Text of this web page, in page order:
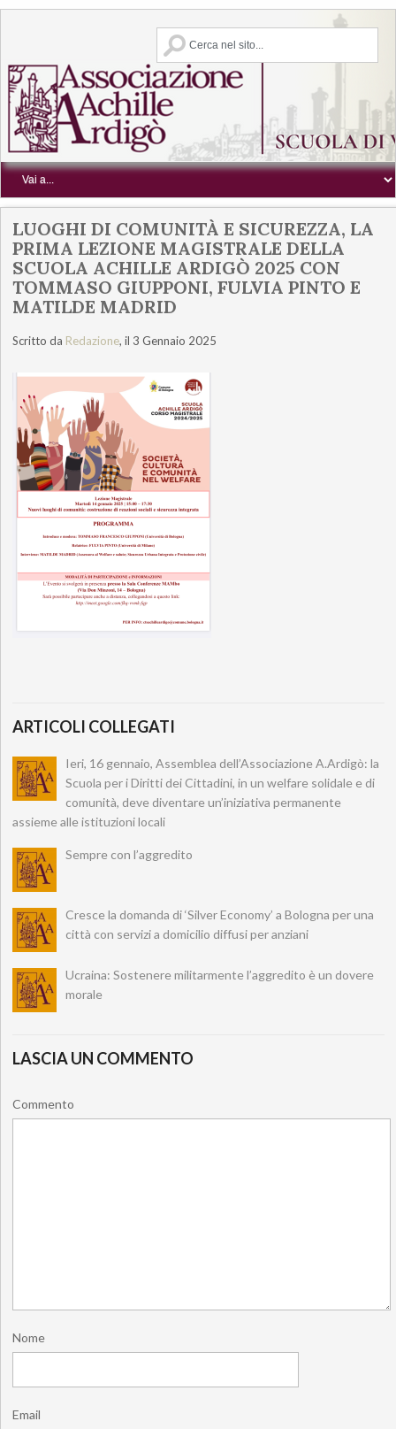
LUOGHI DI COMUNITÀ E SICUREZZA, LA
PRIMA LEZIONE MAGISTRALE DELLA
SCUOLA ACHILLE ARDIGÒ 2025 CON
TOMMASO GIUPPONI, FULVIA PINTO E
MATILDE MADRID
Scritto da Redazione, il 3 Gennaio 2025
ARTICOLI COLLEGATI
Ieri, 16 gennaio, Assemblea dell’Associazione A.Ardigò: la
Scuola per i Diritti dei Cittadini, in un welfare solidale e di
comunità, deve diventare un’iniziativa permanente
assieme alle istituzioni locali
Sempre con l’aggredito
Cresce la domanda di ‘Silver Economy’ a Bologna per una
città con servizi a domicilio diffusi per anziani
Ucraina: Sostenere militarmente l’aggredito è un dovere
morale
LASCIA UN COMMENTO
Commento
Nome
Email